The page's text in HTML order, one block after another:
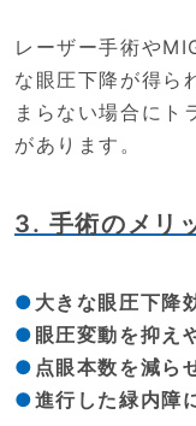
レーザー手術や
な眼圧下降が得ら
まらない場合にト
があります。
3. 手術のメリ
大きな眼圧下降
眼圧変動を抑え
点眼本数を減ら
進行した緑内障